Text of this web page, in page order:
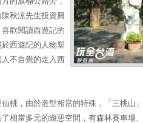
秋涼先生投資興
歡閱讀西遊記的
西遊記的人物塑
不自覺的走入西
桃，由於造型相當的特殊，「三桃山
相當多元的遊憩空間，有森林賽車場